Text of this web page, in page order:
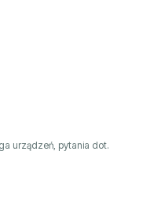
urządzeń, pytania dot.